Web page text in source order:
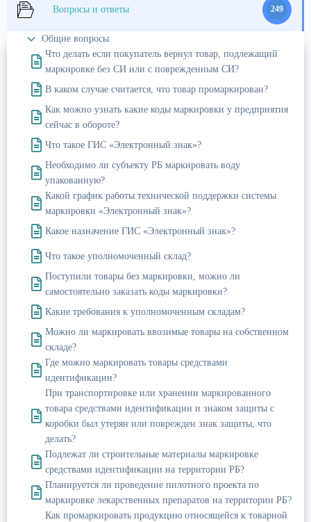
Вопросы и ответы 249
Общие вопросы
Что делать если покупатель вернул товар, подлежащий
маркировке без СИ или с поврежденным СИ?
В каком случае считается, что товар промаркирован?
Как можно узнать какие коды маркировки у предприятия
сейчас в обороте?
Что такое ГИС «Электронный знак»?
Необходимо ли субъекту РБ маркировать воду
упакованную?
Какой график работы технической поддержки системы
маркировки «Электронный знак»?
Какое назначение ГИС «Электронный знак»?
Что такое уполномоченный склад?
Поступили товары без маркировки, можно ли
самостоятельно заказать коды маркировки?
Какие требования к уполномоченным складам?
Можно ли маркировать ввозимые товары на собственном
складе?
Где можно маркировать товары средствами
идентификации?
При транспортировке или хранении маркированного
товара средствами идентификации и знаком защиты с
коробки был утерян или поврежден знак защиты, что
делать?
Подлежат ли строительные материалы маркировке
средствами идентификации на территории РБ?
Планируется ли проведение пилотного проекта по
маркировке лекарственных препаратов на территории РБ?
Как промаркировать продукцию относящейся к товарной